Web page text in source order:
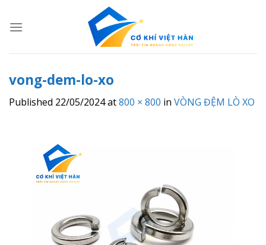
vong-dem-lo-xo
Published 22/05/2024at800 × 800 in VÒNG ĐỆM LÒ XO